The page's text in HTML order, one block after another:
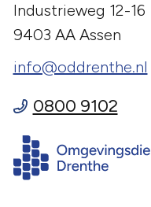
Industrieweg 12-16
9403 AA Assen
info@oddrenthe.nl
0800 9102